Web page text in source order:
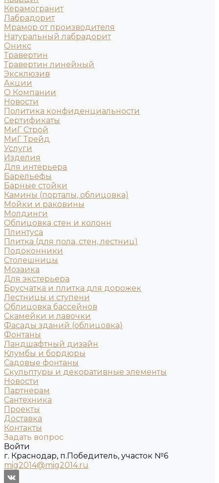
Керамогранит
Лабрадорит
Мрамор от производителя
Натуральный лабрадорит
Оникс
Травертин
Травертин линейный
Эксклюзив
Акции
О Компании
Новости
Политика конфиденциальности
Сертификаты
МиГ Строй
МиГ Трейд
Услуги
Изделия
Для интерьера
Барельефы
Барные стойки
Камины (порталы, облицовка)
Мойки и раковины
Молдинги
Облицовка стен и колонн
Плинтуса
Плитка (для пола, стен, лестниц)
Подоконники
Столешницы
Мозаика
Для экстерьера
Брусчатка и плитка для дорожек
Лестницы и ступени
Облицовка бассейнов
Скамейки и лавочки
Фасады зданий (облицовка)
Фонтаны
Ландшафтный дизайн
Клумбы и бордюры
Садовые фонтаны
Скульптуры и декоративные элементы
Новости
Партнерам
Сантехника
Проекты
Доставка
Контакты
Задать вопрос
Войти
г. Краснодар, п.Победитель, участок №6
mig2014@mig2014.ru